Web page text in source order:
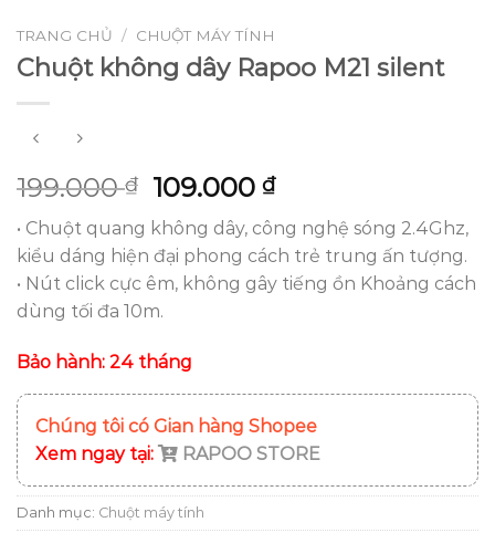
TRANG CHỦ / CHUỘT MÁY TÍNH
Chuột không dây Rapoo M21 silent
199.000₫
Giá
gốc
là:
199.000 ₫.
109.000₫Giá
hiện
tại
là:
109.000 ₫.
• Chuột quang không dây, công nghệ sóng 2.4Ghz,
kiểu dáng hiện đại phong cách trẻ trung ấn tượng.
• Nút click cực êm, không gây tiếng ồn Khoảng cách
dùng tối đa 10m.
Bảo hành: 24 tháng
Chúng tôi có Gian hàng Shopee
Xem ngay tại:
RAPOO STORE
Danh mục: Chuột máy tính